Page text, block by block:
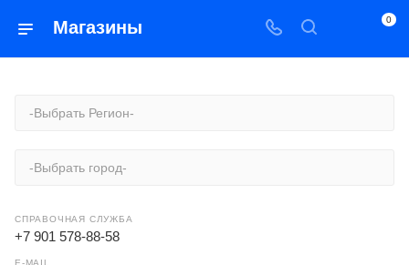
Магазины 0
-Выбрать Регион-
-Выбрать город-
СПРАВОЧНАЯ СЛУЖБА
+7 901 578-88-58
E-MAIL